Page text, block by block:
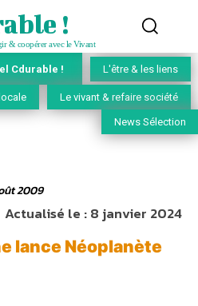
!
& coopérer avec le Vivant
Cdurable ! L'être & les liens
Le vivant & refaire société
News Sélection
2009
Actualisé le :8 janvier 2024
lance Néoplanète